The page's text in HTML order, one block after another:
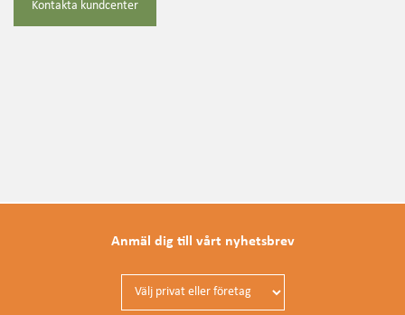
Kontakta kundcenter
Anmäl dig till vårt nyhetsbrev
E-post